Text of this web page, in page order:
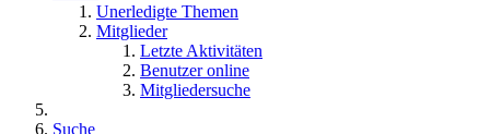
Unerledigte Themen
Mitglieder
Letzte Aktivitäten
Benutzer online
Mitgliedersuche
Suche